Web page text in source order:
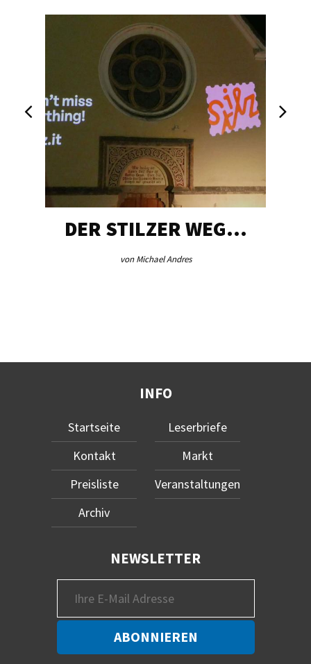
DER STILZER WEG…
von Michael Andres
INFO
Startseite
Kontakt
Preisliste
Archiv
Leserbriefe
Markt
Veranstaltungen
NEWSLETTER